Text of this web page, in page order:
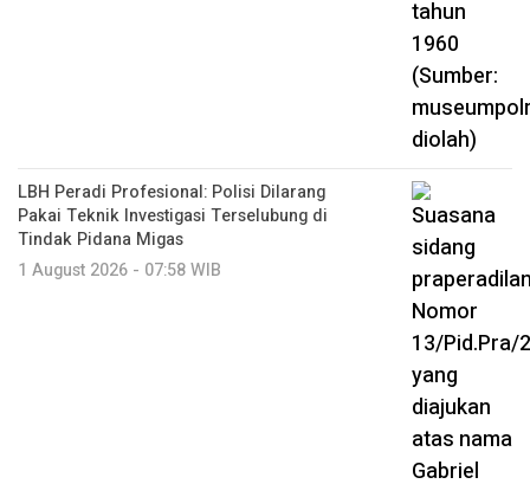
LBH Peradi Profesional: Polisi Dilarang
Pakai Teknik Investigasi Terselubung di
Tindak Pidana Migas
1 August 2026 - 07:58 WIB